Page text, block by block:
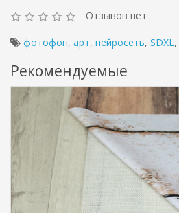
Отзывов нет
фотофон, арт, нейросеть, SDXL,
Рекомендуемые